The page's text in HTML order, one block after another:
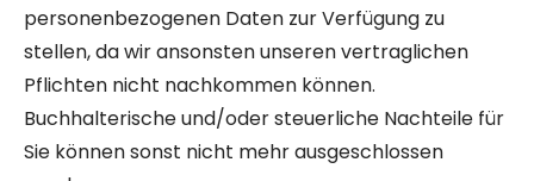
personenbezogenen Daten zur Verfügung zu
stellen, da wir ansonsten unseren vertraglichen
Pflichten nicht nachkommen können.
Buchhalterische und/oder steuerliche Nachteile für
Sie können sonst nicht mehr ausgeschlossen